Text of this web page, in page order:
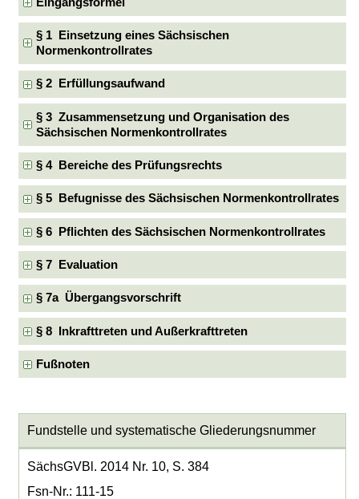
§ 1 Einsetzung eines Sächsischen
Normenkontrollrates
§ 2 Erfüllungsaufwand
§ 3 Zusammensetzung und Organisation des
Sächsischen Normenkontrollrates
§ 4 Bereiche des Prüfungsrechts
§ 5 Befugnisse des Sächsischen Normenkontrollrates
§ 6 Pflichten des Sächsischen Normenkontrollrates
§ 7 Evaluation
§ 7a Übergangsvorschrift
§ 8 Inkrafttreten und Außerkrafttreten
Fußnoten
Fundstelle und systematische Gliederungsnummer
SächsGVBl. 2014 Nr. 10, S. 384
Fsn-Nr.: 111-15